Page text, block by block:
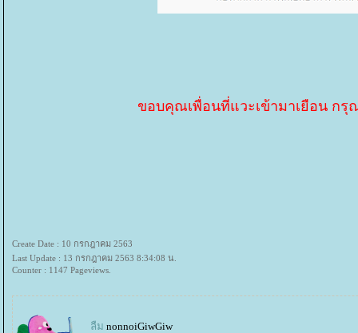
ขอบคุณเพื่อนที่แวะเข้ามาเยือน กรุ
Create Date : 10 กรกฎาคม 2563
Last Update : 13 กรกฎาคม 2563 8:34:08 น.
Counter : 1147 Pageviews.
ลืม nonnoiGiwGiw